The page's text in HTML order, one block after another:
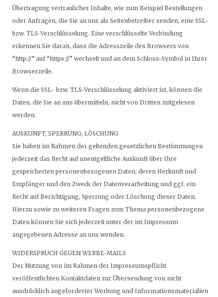
Übertragung vertraulicher Inhalte, wie zum Beispiel Bestellungen
oder Anfragen, die Sie an uns als Seitenbetreiber senden, eine SSL-
bzw. TLS-Verschlüsselung. Eine verschlüsselte Verbindung
erkennen Sie daran, dass die Adresszeile des Browsers von
“http://” auf “https://” wechselt und an dem Schloss-Symbol in Ihrer
Browserzeile.
Wenn die SSL- bzw. TLS-Verschlüsselung aktiviert ist, können die
Daten, die Sie an uns übermitteln, nicht von Dritten mitgelesen
werden.
AUSKUNFT, SPERRUNG, LÖSCHUNG
Sie haben im Rahmen der geltenden gesetzlichen Bestimmungen
jederzeit das Recht auf unentgeltliche Auskunft über Ihre
gespeicherten personenbezogenen Daten, deren Herkunft und
Empfänger und den Zweck der Datenverarbeitung und ggf. ein
Recht auf Berichtigung, Sperrung oder Löschung dieser Daten.
Hierzu sowie zu weiteren Fragen zum Thema personenbezogene
Daten können Sie sich jederzeit unter der im Impressum
angegebenen Adresse an uns wenden.
WIDERSPRUCH GEGEN WERBE-MAILS
Der Nutzung von im Rahmen der Impressumspflicht
veröffentlichten Kontaktdaten zur Übersendung von nicht
ausdrücklich angeforderter Werbung und Informationsmaterialien